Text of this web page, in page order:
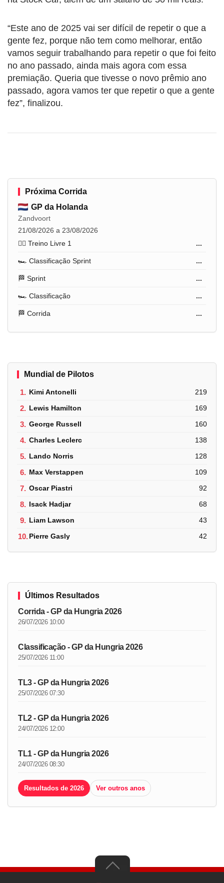
“Este ano de 2025 vai ser difícil de repetir o que a
gente fez, porque não tem como melhorar, então
vamos seguir trabalhando para repetir o que foi feito
no ano passado, ainda mais agora com essa
premiação. Queria que tivesse o novo prêmio ano
passado, agora vamos ter que repetir o que a gente
fez”, finalizou.
Próxima Corrida
GP da Holanda
Zandvoort
21/08/2026 a 23/08/2026
🏋️‍♂️ Treino Livre 1
...
🏎️ Classificação Sprint ...
🏁 Sprint ...
🏎️ Classificação ...
🏁 Corrida ...
Mundial de Pilotos
1. Kimi Antonelli 219
2. Lewis Hamilton 169
3. George Russell 160
4. Charles Leclerc 138
5. Lando Norris 128
6. Max Verstappen 109
7. Oscar Piastri 92
8. Isack Hadjar 68
9. Liam Lawson 43
10.Pierre Gasly 42
Últimos Resultados
Corrida - GP da Hungria 2026
26/07/2026 10:00
Classificação - GP da Hungria 2026
25/07/2026 11:00
TL3 - GP da Hungria 2026
25/07/2026 07:30
TL2 - GP da Hungria 2026
24/07/2026 12:00
TL1 - GP da Hungria 2026
24/07/2026 08:30
Resultados de 2026 Ver outros anos